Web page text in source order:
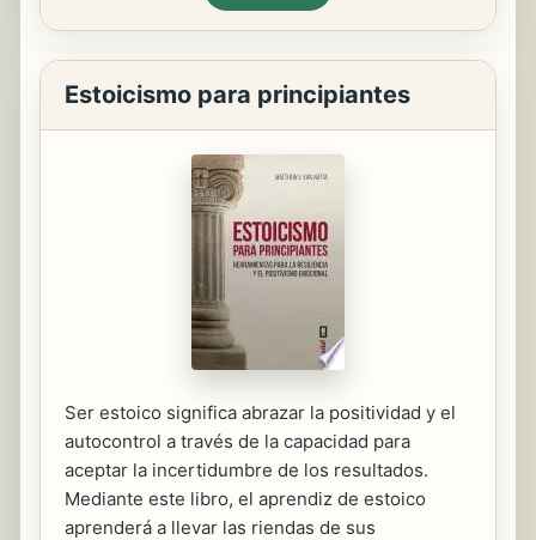
Estoicismo para principiantes
Ser estoico significa abrazar la positividad y el
autocontrol a través de la capacidad para
aceptar la incertidumbre de los resultados.
Mediante este libro, el aprendiz de estoico
aprenderá a llevar las riendas de sus